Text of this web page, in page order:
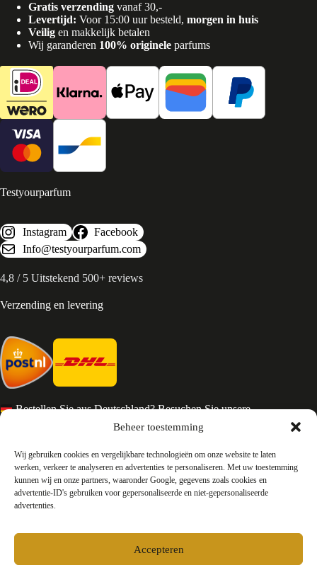
Beheer toestemming
Wij gebruiken cookies en vergelijkbare technologieën om onze website te laten
werken, verkeer te analyseren en advertenties te personaliseren. Met uw toestemming
kunnen wij en onze partners, waaronder Google, gegevens zoals cookies en
advertentie-ID's gebruiken voor gepersonaliseerde en niet-gepersonaliseerde
advertenties.
Accepteren
Gratis verzending vanaf 30,-
Levertijd: Voor 15:00 uur besteld, morgen in huis
Veilig en makkelijk betalen
Wij garanderen 100% originele parfums
Testyourparfum
Instagram
Facebook
Info@testyourparfum.com
4,8 / 5 Uitstekend 500+ reviews
Verzending en levering
Bestellen Sie aus Deutschland? Besuchen Sie unsere
Services en Contact
Algemene voorwaarden
Retourneren
Privacy
Contact